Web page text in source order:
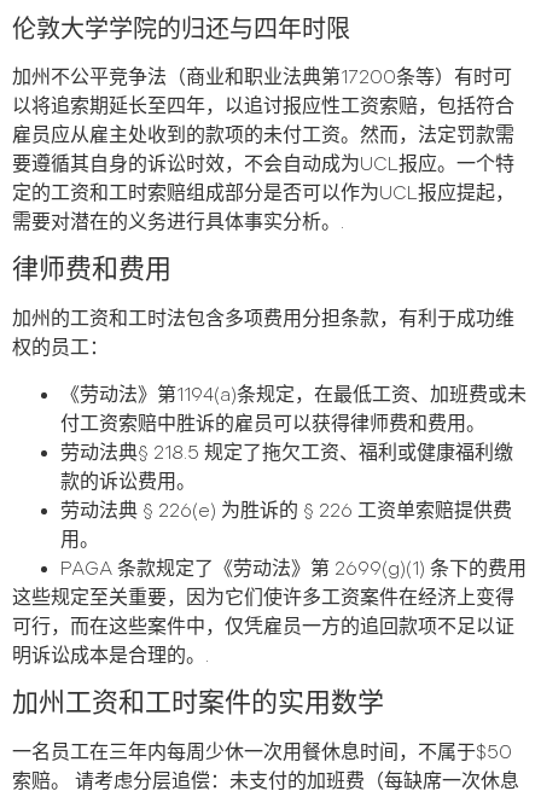
伦敦大学学院的归还与四年时限
加州不公平竞争法（商业和职业法典第17200条等）有时可
以将追索期延长至四年，以追讨报应性工资索赔，包括符合
雇员应从雇主处收到的款项的未付工资。然而，法定罚款需
要遵循其自身的诉讼时效，不会自动成为UCL报应。一个特
定的工资和工时索赔组成部分是否可以作为UCL报应提起，
需要对潜在的义务进行具体事实分析。.
律师费和费用
加州的工资和工时法包含多项费用分担条款，有利于成功维
权的员工：
《劳动法》第1194(a)条规定，在最低工资、加班费或未
付工资索赔中胜诉的雇员可以获得律师费和费用。
劳动法典§ 218.5 规定了拖欠工资、福利或健康福利缴
款的诉讼费用。
劳动法典 § 226(e) 为胜诉的 § 226 工资单索赔提供费
用。
PAGA 条款规定了《劳动法》第 2699(g)(1) 条下的费用
这些规定至关重要，因为它们使许多工资案件在经济上变得
可行，而在这些案件中，仅凭雇员一方的追回款项不足以证
明诉讼成本是合理的。.
加州工资和工时案件的实用数学
一名员工在三年内每周少休一次用餐休息时间，不属于$50
索赔。 请考虑分层追偿：未支付的加班费（每缺席一次休息